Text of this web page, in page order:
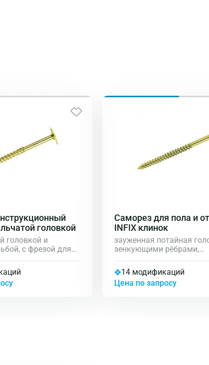
головкой
головкой и
с фрезой для
для сборки
Саморез для пола и
INFIX клинок
зауженная потайная
зенкующими рёбрами,
покрытие с жёлтым
хроматированием, шлиц
14 модификаций
Цена по запросу